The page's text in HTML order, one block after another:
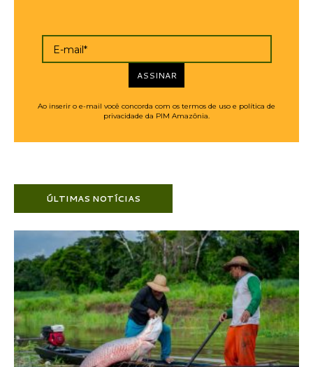
E-mail*
ASSINAR
Ao inserir o e-mail você concorda com os termos de uso e política de
privacidade da PIM Amazônia.
ÚLTIMAS NOTÍCIAS